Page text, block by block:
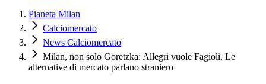
Pianeta Milan
Calciomercato
News Calciomercato
Milan, non solo Goretzka: Allegri vuole Fagioli. Le
alternative di mercato parlano straniero